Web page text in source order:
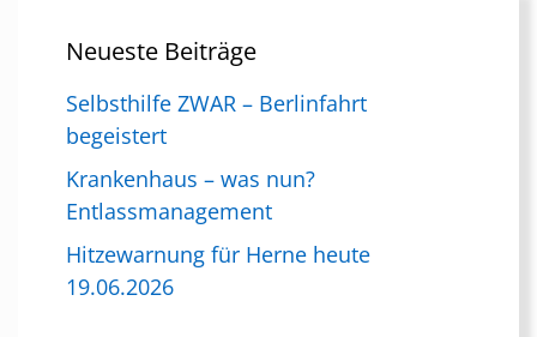
Neueste Beiträge
Selbsthilfe ZWAR – Berlinfahrt
begeistert
Krankenhaus – was nun?
Entlassmanagement
Hitzewarnung für Herne heute
19.06.2026